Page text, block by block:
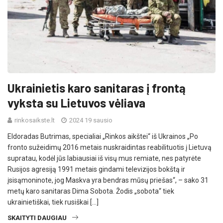
Ukrainietis karo sanitaras į frontą
vyksta su Lietuvos vėliava
rinkosaikste.lt 2024 19 sausio
Eldoradas Butrimas, specialiai „Rinkos aikštei“ iš Ukrainos „Po
fronto sužeidimų 2016 metais nuskraidintas reabilituotis į Lietuvą
supratau, kodėl jūs labiausiai iš visų mus remiate, nes patyrėte
Rusijos agresiją 1991 metais gindami televizijos bokštą ir
įsisąmoninote, jog Maskva yra bendras mūsų priešas“, – sako 31
metų karo sanitaras Dima Sobota. Žodis „sobota“ tiek
ukrainietiškai, tiek rusiškai […]
SKAITYTI DAUGIAU